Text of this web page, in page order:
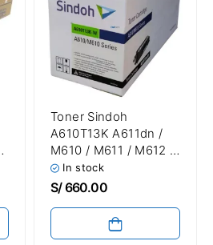
Toner Sindoh
A610T13K A611dn /
M610 / M611 / M612 /
M613 / M614 Negro
13,000 Páginas
In stock
S/660.00